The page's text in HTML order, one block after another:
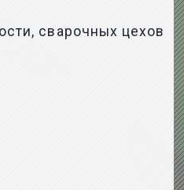
сварочных цехов